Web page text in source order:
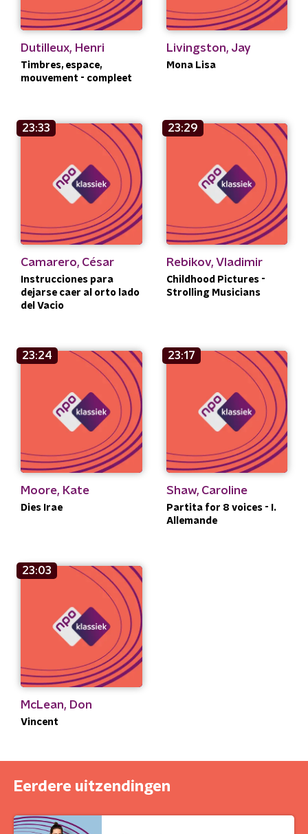
Dutilleux, Henri
Timbres, espace,
mouvement - compleet
Livingston, Jay
Mona Lisa
23:33
Camarero, César
Instrucciones para
dejarse caer al orto lado
del Vacio
23:29
Rebikov, Vladimir
Childhood Pictures -
Strolling Musicians
23:24
Moore, Kate
Dies Irae
23:17
Shaw, Caroline
Partita for 8 voices - I.
Allemande
23:03
McLean, Don
Vincent
Eerdere uitzendingen